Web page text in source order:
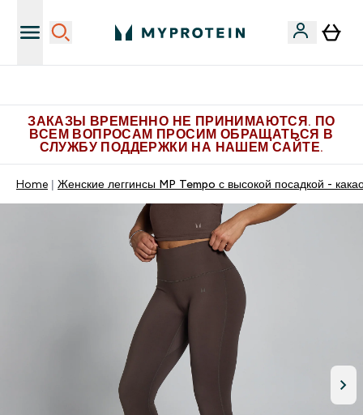
ЗАКАЗЫ ВРЕМЕННО НЕ ПРИНИМАЮТСЯ. ПО
ВСЕМ ВОПРОСАМ ПРОСИМ ОБРАЩАТЬСЯ В
СЛУЖБУ ПОДДЕРЖКИ НА НАШЕМ САЙТЕ.
Home Женские леггинсы MP Tempo с высокой посадкой -